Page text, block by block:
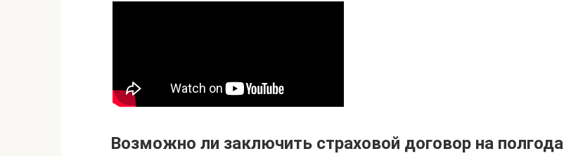
Возможно ли заключить страховой договор на полгода